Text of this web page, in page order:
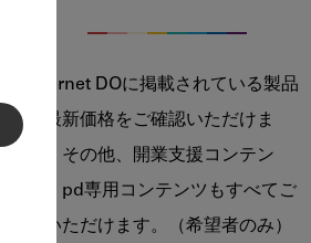
Internet DOに掲載されている製品
の最新価格をご確認いただけま
す。その他、開業支援コンテン
ツ、pd専用コンテンツもすべてご
覧いただけます。（希望者のみ）